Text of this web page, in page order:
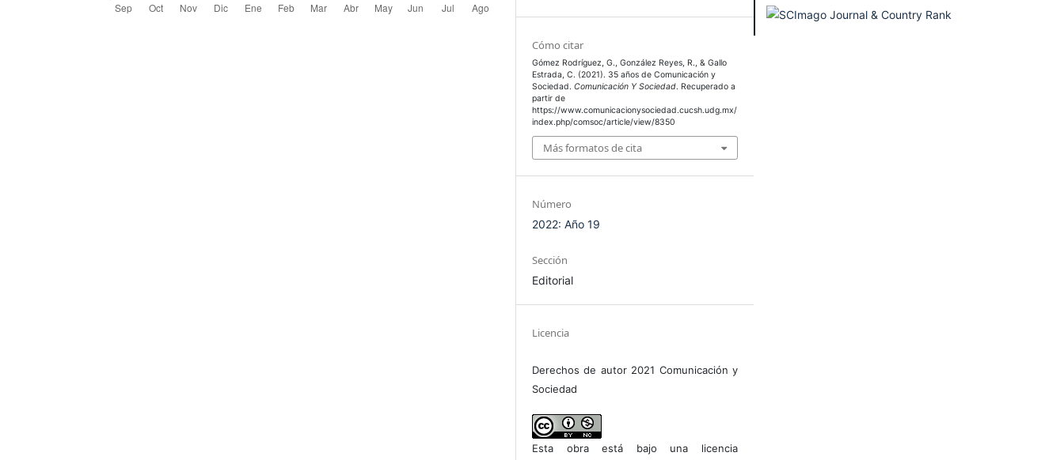
Cómo citar
Gómez Rodríguez, G., González Reyes, R., & Gallo
Estrada, C. (2021). 35 años de Comunicación y
Sociedad.Comunicación Y Sociedad. Recuperado a
partir de
https://www.comunicacionysociedad.cucsh.udg.mx/
index.php/comsoc/article/view/8350
Más formatos de cita
Número
2022: Año 19
Sección
Editorial
Licencia
Derechos de autor 2021 Comunicación y
Sociedad
Esta obra está bajo una licencia